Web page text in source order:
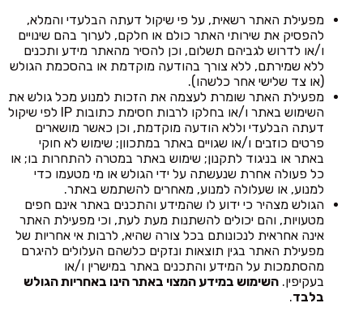
מפעילת האתר רשאית, על פי שיקול דעתה הבלעדי והמלא,
להפסיק את שירותי האתר כולם או חלקם, לערוך בהם שינויים
ו/או לדרוש לגביהם תשלום, וכן להסיר מהאתר מידע ותכנים
ללא שמירתם, ללא צורך בהודעה מוקדמת או בהסכמת הגולש
(או צד שלישי אחר כלשהו).
מפעילת האתר שומרת לעצמה את הזכות למנוע מכל גולש את
השימוש באתר ו/או בחלקו לרבות חסימת כתובות IP לפי שיקול
דעתה הבלעדי וללא הודעה מוקדמת, וכן כאשר מושארים
פרטים כוזבים ו/או שגויים באתר במתכוון; שימוש לא חוקי
באתר או בניגוד לתקנון; שימוש באתר במטרה להתחרות בו; או
כל פעולה אחרת שנעשתה על ידי הגולש או מי מטעמו כדי
למנוע, או שעלולה למנוע, מאחרים להשתמש באתר.
הגולש מצהיר כי ידוע לו שהמידע והתכנים באתר אינם חפים
מטעויות, והם יכולים להשתנות מעת לעת, וכי מפעילת האתר
אינה אחראית לנכונותם בכל צורה שהיא, לרבות אי אחריות של
מפעילת האתר בגין תוצאות ונזקים כלשהם העלולים להיגרם
מהסתמכות על המידע והתכנים באתר במישרין ו/או
בעקיפין. השימוש במידע המצוי באתר הינו באחריות הגולש
בלבד.